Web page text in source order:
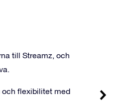
till Streamz, och
och flexibilitet med